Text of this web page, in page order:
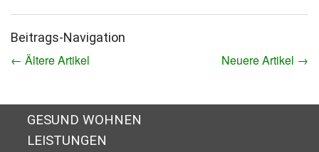
Beitrags-Navigation
← Ältere Artikel Neuere Artikel →
GESUND WOHNEN
LEISTUNGEN